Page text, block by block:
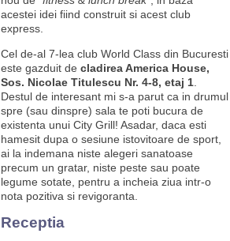
acestei idei fiind construit si acest club
express.
Cel de-al 7-lea club World Class din Bucuresti
este gazduit de cladirea America House,
Sos. Nicolae Titulescu Nr. 4-8, etaj 1.
Destul de interesant mi s-a parut ca in drumul
spre (sau dinspre) sala te poti bucura de
existenta unui City Grill! Asadar, daca esti
hamesit dupa o sesiune istovitoare de sport,
ai la indemana niste alegeri sanatoase
precum un gratar, niste peste sau poate
legume sotate, pentru a incheia ziua intr-o
nota pozitiva si revigoranta.
Receptia